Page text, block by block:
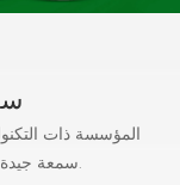
المؤسسة ذات
سمعة جيدة لسداد حبنا لعدد كبير من المستخدمين.